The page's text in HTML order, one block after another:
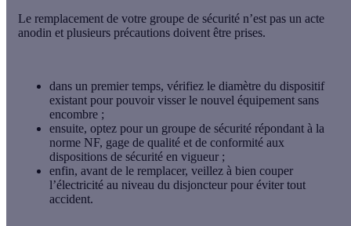
Le remplacement de votre groupe de sécurité n’est pas un acte
anodin et plusieurs précautions doivent être prises.
dans un premier temps, vérifiez le diamètre du dispositif
existant pour pouvoir visser le nouvel équipement sans
encombre ;
ensuite, optez pour un groupe de sécurité répondant à la
norme NF, gage de qualité et de conformité aux
dispositions de sécurité en vigueur ;
enfin, avant de le remplacer, veillez à bien couper
l’électricité au niveau du disjoncteur pour éviter tout
accident.